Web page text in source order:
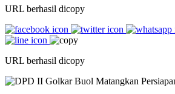
URL berhasil dicopy
URL berhasil dicopy